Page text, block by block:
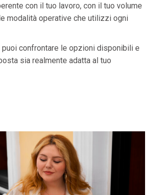
con il tuo lavoro, con il tuo volume
modalità operative che utilizzi ogni
puoi confrontare le opzioni disponibili e
sia realmente adatta al tuo